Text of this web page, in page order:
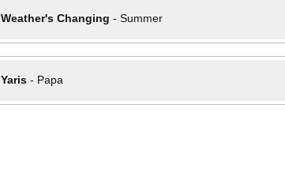
Weather's Changing - Summer
Yaris- Papa